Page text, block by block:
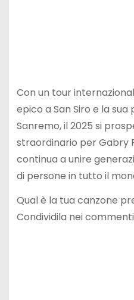
Con un tour
epico a San Siro e la
Sanremo, il 2025 si
straordinario per Gabry
continua a unire
di persone in tutto il
Qual è la tua canzone
Condividila nei